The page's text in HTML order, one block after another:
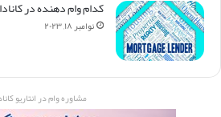
کدام وام دهنده در
نوامبر ۱۸, ۲۰۲۳
مشاوره وام در انتاریو